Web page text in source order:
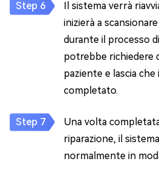
Il sistema verrà
inizierà a
durante il processo
potrebbe richiedere
paziente e lascia
completato.
Una volta
riparazione, il
normalmente in